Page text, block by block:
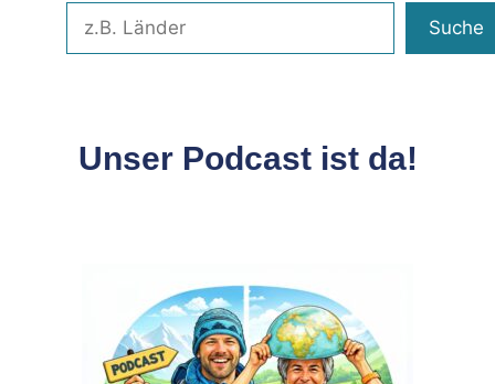
Suche
Unser Podcast ist da!